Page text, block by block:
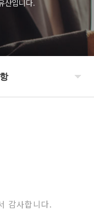
산입니다.
감사합니다.